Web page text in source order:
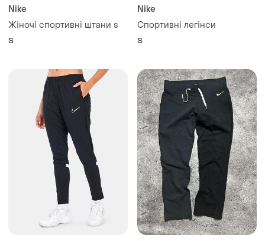
Nike
Жіночі спортивні штани s
S
Nike
Спортивні легінси
S